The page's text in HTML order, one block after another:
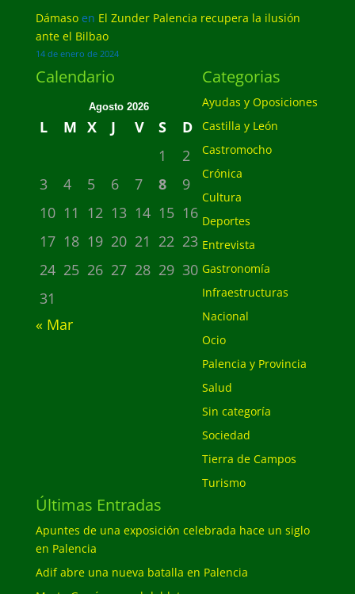
Dámasoen El Zunder Palencia recupera la ilusión
ante el Bilbao
14 de enero de 2024
Calendario
Agosto 2026
L M X J V S
D
1
2
3
4 5 6 7 8
9
10 11 12 13 14 15 16
17 18 19 20 21 22 23
24 25 26 27 28 29 30
31
« Mar
Categorias
Ayudas y Oposiciones
Castilla y León
Castromocho
Crónica
Cultura
Deportes
Entrevista
Gastronomía
Infraestructuras
Nacional
Ocio
Palencia y Provincia
Salud
Sin categoría
Sociedad
Tierra de Campos
Turismo
Últimas Entradas
Apuntes de una exposición celebrada hace un siglo
en Palencia
Adif abre una nueva batalla en Palencia